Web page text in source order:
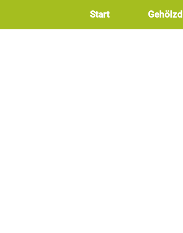
Start